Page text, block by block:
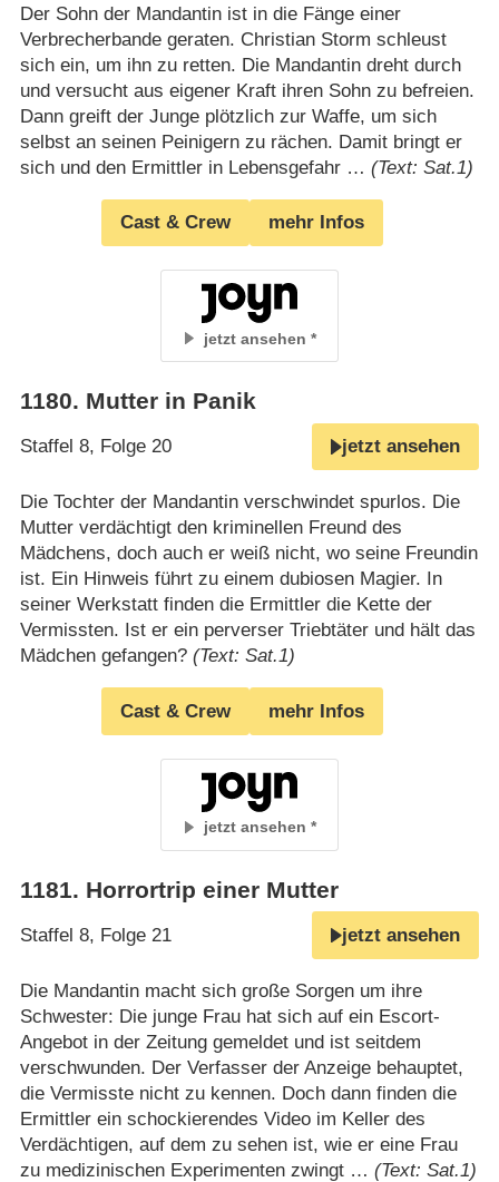
Der Sohn der Mandantin ist in die Fänge einer
Verbrecherbande geraten. Christian Storm schleust
sich ein, um ihn zu retten. Die Mandantin dreht durch
und versucht aus eigener Kraft ihren Sohn zu befreien.
Dann greift der Junge plötzlich zur Waffe, um sich
selbst an seinen Peinigern zu rächen. Damit bringt er
sich und den Ermittler in Lebensgefahr … (Text: Sat.1)
Cast & Crew mehr Infos
jetzt ansehen
1180. Mutter in Panik
Staffel 8, Folge 20 jetzt ansehen
Die Tochter der Mandantin verschwindet spurlos. Die
Mutter verdächtigt den kriminellen Freund des
Mädchens, doch auch er weiß nicht, wo seine Freundin
ist. Ein Hinweis führt zu einem dubiosen Magier. In
seiner Werkstatt finden die Ermittler die Kette der
Vermissten. Ist er ein perverser Triebtäter und hält das
Mädchen gefangen? (Text: Sat.1)
Cast & Crew mehr Infos
jetzt ansehen
1181. Horrortrip einer Mutter
Staffel 8, Folge 21 jetzt ansehen
Die Mandantin macht sich große Sorgen um ihre
Schwester: Die junge Frau hat sich auf ein Escort-
Angebot in der Zeitung gemeldet und ist seitdem
verschwunden. Der Verfasser der Anzeige behauptet,
die Vermisste nicht zu kennen. Doch dann finden die
Ermittler ein schockierendes Video im Keller des
Verdächtigen, auf dem zu sehen ist, wie er eine Frau
zu medizinischen Experimenten zwingt … (Text: Sat.1)